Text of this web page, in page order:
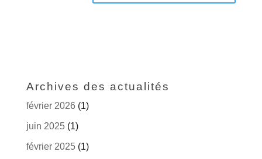
Archives des actualités
février 2026 (1)
juin 2025(1)
février 2025(1)